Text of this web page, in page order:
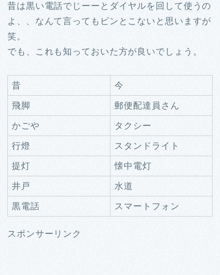
昔は黒い電話でじーーとダイヤルを回して使うの
よ、、なんて言ってもピンとこないと思いますが
笑。
でも、これも知っておいた方が良いでしょう。
昔 今
飛脚 郵便配達員さん
かごや タクシー
行燈 スタンドライト
提灯 懐中電灯
井戸 水道
黒電話 スマートフォン
スポンサーリンク